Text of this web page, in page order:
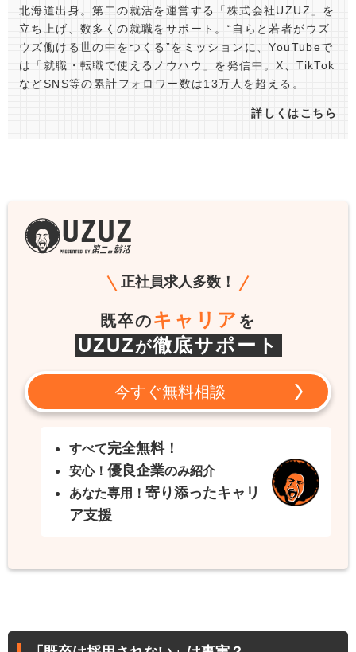
北海道出身。第二の就活を運営する「株式会社UZUZ」を
立ち上げ、数多くの就職をサポート。“自らと若者がウズ
ウズ働ける世の中をつくる”をミッションに、YouTubeで
は「就職・転職で使えるノウハウ」を発信中。X、TikTok
などSNS等の累計フォロワー数は13万人を超える。
詳しくはこちら
正社員求人多数！
既卒のキャリア を
UZUZが徹底サポート
今すぐ無料相談
すべて完全無料！
安心！ 優良企業のみ紹介
あなた専用！ 寄り添ったキャリ
ア支援